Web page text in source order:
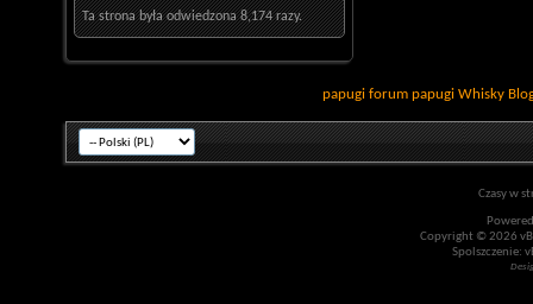
Ta strona była odwiedzona8,174razy.
papugi forum papugi Whisky
Czasy w
Copyright © 2026
Spolszczenie: